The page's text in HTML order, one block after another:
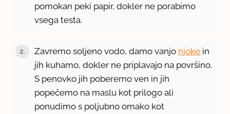
pomokan peki papir, dokler ne porabimo
vsega testa.
2. Zavremo soljeno vodo, damo vanjo njoke in
jih kuhamo, dokler ne priplavajo na površino.
S penovko jih poberemo ven in jih
popečemo na maslu kot prilogo ali
ponudimo s poljubno omako kot